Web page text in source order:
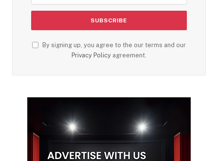
By signing up, you agree to the our terms and our
Privacy Policy agreement.